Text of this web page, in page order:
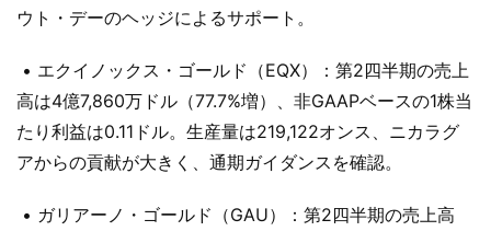
ウト・デーのヘッジによるサポート。
• エクイノックス・ゴールド（EQX）：第2四半期の売上
高は4億7,860万ドル（77.7%増）、非GAAPベースの1株当
たり利益は0.11ドル。生産量は219,122オンス、ニカラグ
アからの貢献が大きく、通期ガイダンスを確認。
• ガリアーノ・ゴールド（GAU）：第2四半期の売上高